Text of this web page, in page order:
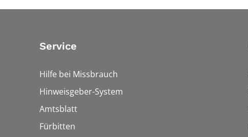
Service
Hilfe bei Missbrauch
Hinweisgeber-System
Amtsblatt
Fürbitten